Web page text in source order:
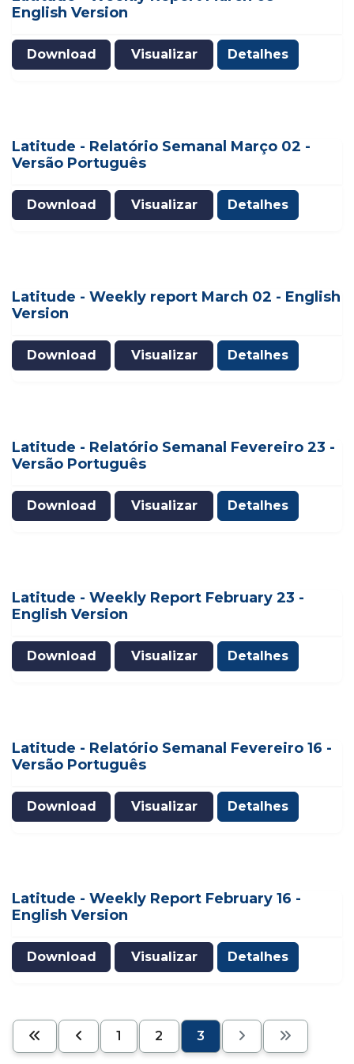
English Version
Download Visualizar Detalhes
Latitude - Relatório Semanal Março 02 -
Versão Português
Download Visualizar Detalhes
Latitude - Weekly report March 02 - English
Version
Download Visualizar Detalhes
Latitude - Relatório Semanal Fevereiro 23 -
Versão Português
Download Visualizar Detalhes
Latitude - Weekly Report February 23 -
English Version
Download Visualizar Detalhes
Latitude - Relatório Semanal Fevereiro 16 -
Versão Português
Download Visualizar Detalhes
Latitude - Weekly Report February 16 -
English Version
Download Visualizar Detalhes
1 2 3